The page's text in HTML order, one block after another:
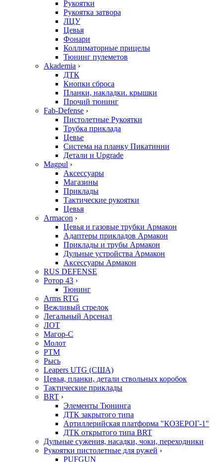
Рукоятки
Рукоятка затвора
ЛЦУ
Цевья
Фонари
Коллиматорные прицелы
Тюнинг пулеметов
Akademia ›
ДТК
Кнопки сброса
Планки, накладки. крышки
Прочий тюнинг
Fab-Defense ›
Пистолетные Рукоятки
Трубка приклада
Цевье
Система на планку Пикатинни
Детали и Upgrade
Magpul ›
Аксессуары
Магазины
Приклады
Тактические рукоятки
Цевья
Armacon ›
Цевья и газовые трубки Армакон
Адаптеры прикладов Армакон
Приклады и трубы Армакон
Дульные устройства Армакон
Аксессуары Армакон
RUS DEFENSE
Ротор 43 ›
Тюнинг
Arms RTG
Вежливый стрелок
Легальный Арсенал
ЛОТ
Магор-С
Молот
РТМ
Рысь
Leapers UTG (США)
Цевья, планки, детали ствольных коробок
Тактические приклады
BRT ›
Элементы Тюнинга
ДТК закрытого типа
Артиллерийская платформа "КОЗЕРОГ-1"
ДТК открытого типа BRT
Дульные сужения, насадки, чоки, переходники
Рукоятки пистолетные для ружей ›
PUFGUN